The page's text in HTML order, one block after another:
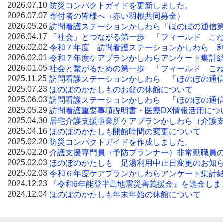
2026.07.10 防災コンパクトガイドを更新しました。
2026.07.07 寄付者の皆様へ（赤い羽根共同募金）
2026.05.26 訪問看護ステーションかしわら「ほのぼの通信
2026.04.17
「社会」とつながる第一歩 「フィールド こ
2026.02.02 令和７年度 訪問看護ステーションかしわら
2026.02.01 令和７年度ケアプランかしわらアンケート集計
2026.01.05 社会と繋がるための第一歩 「フィールド こ
2025.11.25 訪問看護ステーションかしわら 「ほのぼの通
2025.07.23 ほのぼのかたしものお盆の休館について
2025.06.03 訪問看護ステーションかしわら 「ほのぼの通
2025.05.29 訪問看護重要事項説明書・医療DX情報活用につ
2025.04.30 居宅介護支援事業所ケアプランかしわら（介護
2025.04.16 ほのぼのかたしも開館時間の変更について
2025.02.20 防災コンパクトガイドを作成しました。
2025.02.20 介護支援専門員（予防プランナー）非常勤職員
2025.02.03 ほのぼのかたしも 足湯利用中止日変更のお知
2025.02.03 令和６年度ケアプランかしわらアンケート集計
2024.12.23
『令和6年能登半島地震災害義援金』を送金しま
2024.12.04 ほのぼのかたしも年末年始の休館について